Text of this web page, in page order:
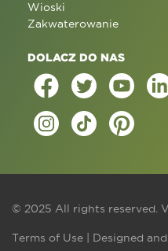
Wioski
Zakwaterowanie
DOLACZ DO NAS
© 2025 All rights reserved.
Terms of Use | Designed